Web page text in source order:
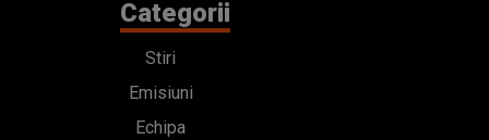
Categorii
Stiri
Emisiuni
Echipa